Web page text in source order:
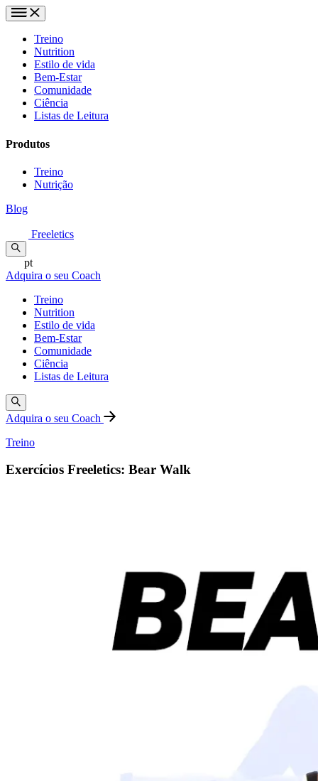
Treino
Nutrition
Estilo de vida
Bem-Estar
Comunidade
Ciência
Listas de Leitura
Produtos
Treino
Nutrição
Blog
Freeletics
pt
Adquira o seu Coach
Treino
Nutrition
Estilo de vida
Bem-Estar
Comunidade
Ciência
Listas de Leitura
Adquira o seu Coach
Treino
Exercícios Freeletics: Bear Walk